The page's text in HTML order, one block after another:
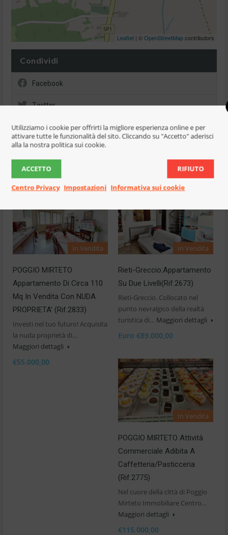
Leaflet | ©OpenStreetMapcontributors
Condividi
Facebook
Twitter
WhatsApp
Immobili Simili
In Vendita
POGGIO MIRTETO
Appartamento Di Circa 110
Mq In Vendita Con NUDA
PROPRIETA’ (Rif.2833)
Investi nel tuo futuro! Acquisita
la nuda proprietà di…
Maggiori dettagli
€55.000,00
In Vendita
Rieti-Greccio:Appartamento
Su Due Livelli(Rif.2673)
Rieti-Greccio. Collocato nel
punto nevralgico della realtà
turistica di… Maggiori dettagli
Euro €89.000,00
In Vendita
POGGIO MIRTETO Attività
Commerciale Adibita A
Caffetteria/pasticceria
(Rif.2775)
Nel cuore della città di Poggio
Mirteto Immobiliare Centro…
Maggiori dettagli
€115.000,00
Utilizziamo i cookie per offrirti la migliore esperienza online e per
attivare tutte le funzionalità del sito. Cliccando su "Accetto" aderisci
alla la nostra politica sui cookie.
ACCETTO RIFIUTO
Centro Privacy Impostazioni Informativa sui cookie